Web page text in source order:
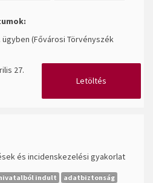
ügyben (Fővárosi Törvényszék
27.
Letöltés
és incidenskezelési gyakorlat
indult
adatbiztonság